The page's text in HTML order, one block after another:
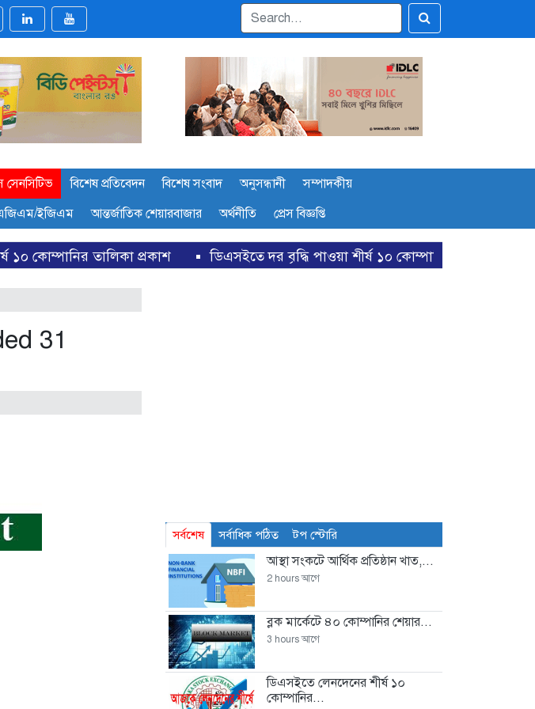
সেনসিটিভ বিশেষ প্রতিবেদন বিশেষ সংবাদ অনুসন্ধানী
সম্পাদকীয়
ইজিএম আন্তর্জাতিক শেয়ারবাজার অর্থনীতি প্রেস বিজ্ঞপ্তি
প্রকাশ ডিএসইতে দর বৃদ্ধি পাওয়া শীর্ষ ১০ কোম্পানির তালিকা প্রকাশ
31
সর্বশেষ সর্বাধিক পঠিত টপ স্টোরি
আস্থা সংকটে আর্থিক প্রতিষ্ঠান খাত,...
2 hours আগে
ব্লক মার্কেটে ৪০ কোম্পানির শেয়ার...
3 hours আগে
ডিএসইতে লেনদেনের শীর্ষ ১০
কোম্পানির...